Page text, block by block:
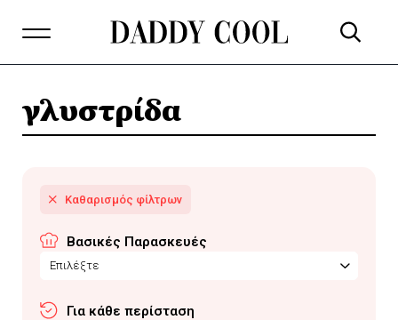
γλυστρίδα
Βασικές Παρασκευές
Επιλέξτε
Για κάθε περίσταση